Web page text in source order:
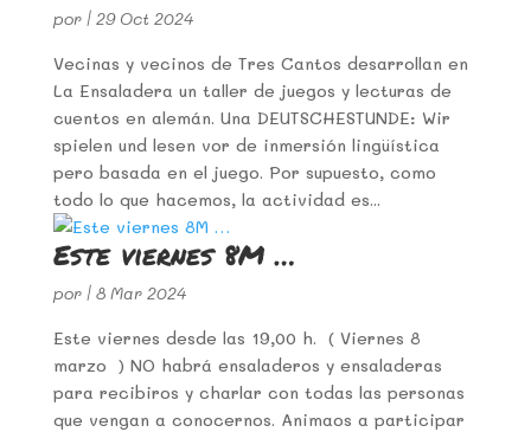
por | 29 Oct 2024
Vecinas y vecinos de Tres Cantos desarrollan en
La Ensaladera un taller de juegos y lecturas de
cuentos en alemán. Una DEUTSCHESTUNDE: Wir
spielen und lesen vor de inmersión lingüística
pero basada en el juego. Por supuesto, como
todo lo que hacemos, la actividad es...
Este viernes 8M …
por | 8 Mar 2024
Este viernes desde las 19,00 h. ( Viernes 8
marzo ) NO habrá ensaladeros y ensaladeras
para recibiros y charlar con todas las personas
que vengan a conocernos. Animaos a participar